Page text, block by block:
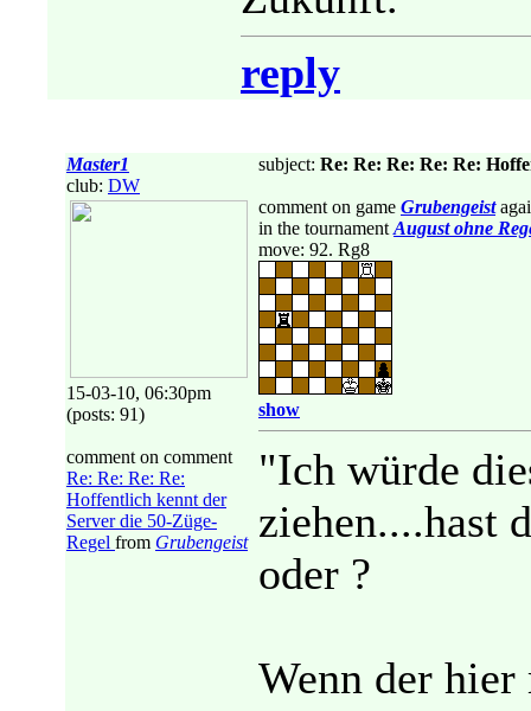
reply
Master1
club: DW
15-03-10, 06:30pm
(posts: 91)
comment on comment
Re: Re: Re: Re:
Hoffentlich kennt der
Server die 50-Züge-
Regel from Grubengeist
subject: Re: Re: Re: Re: Re:
comment on game Grubengeist
in the tournament August ohne
move: 92. Rg8
show
"Ich würde
ziehen....hast
oder ?
Wenn der